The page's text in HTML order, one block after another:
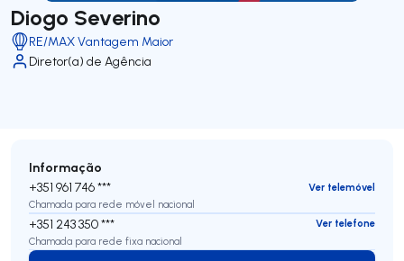
Diogo Severino
RE/MAX Vantagem Maior
Diretor(a) de Agência
Informação
+351 961 746 ***
Ver telemóvel
Chamada para rede móvel nacional
+351 243 350 ***
Ver telefone
Chamada para rede fixa nacional